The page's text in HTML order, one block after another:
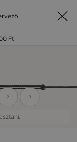
Ft
2 3